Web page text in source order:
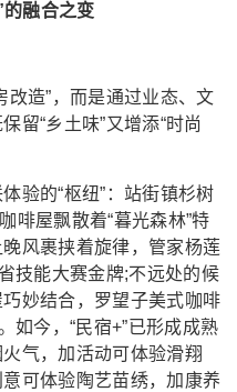
融合之变
造”，而是通过业态、文
留“乡土味”又增添“时尚
的“枢纽”：站街镇杉树
啡屋飘散着“暮光森林”特
风裹挟着旋律，管家杨莲
技能大赛金牌;不远处的候
妙结合，罗望子美式咖啡
如今，“民宿+”已形成成熟
气，加活动可体验滑翔
可体验陶艺苗绣，加康养